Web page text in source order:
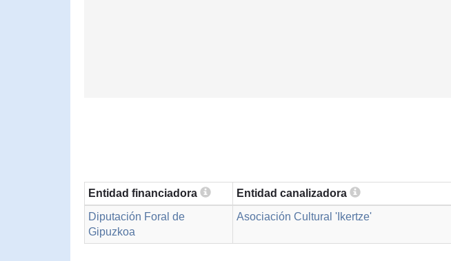
Entidad financiadora Entidad canalizadora
Diputación Foral de
Gipuzkoa
Asociación Cultural 'Ikertze'